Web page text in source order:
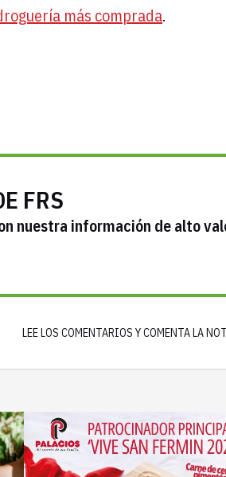
más comprada.
FRS
nuestra información de alto
LEE LOS COMENTARIOS Y COMENTA LA